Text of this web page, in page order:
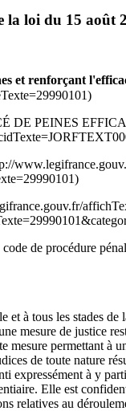
la loi du 15 août
et renforçant
DE PEINES
de procédure
à tous les stades
mesure de justice
mesure permettant
de toute nature
expressément à y
Elle est
relatives au